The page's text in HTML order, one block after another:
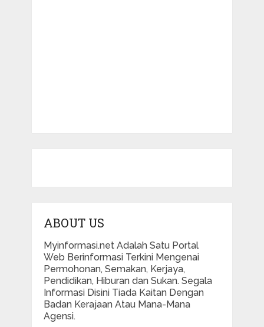
ABOUT US
Myinformasi.net Adalah Satu Portal
Web Berinformasi Terkini Mengenai
Permohonan, Semakan, Kerjaya,
Pendidikan, Hiburan dan Sukan. Segala
Informasi Disini Tiada Kaitan Dengan
Badan Kerajaan Atau Mana-Mana
Agensi.